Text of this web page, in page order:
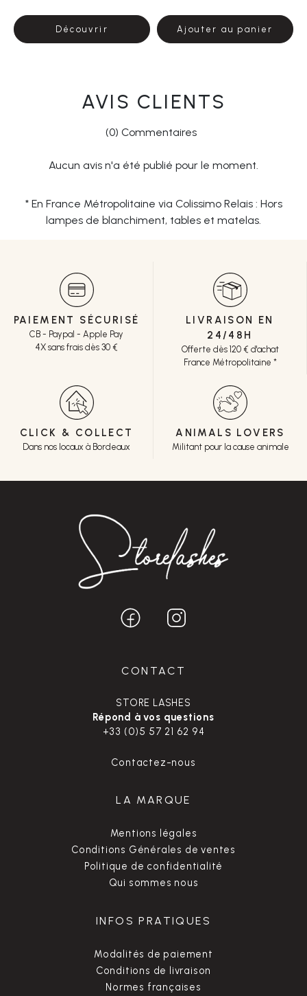
Découvrir Ajouter au panier
AVIS CLIENTS
(0) Commentaires
Aucun avis n'a été publié pour le moment.
* En France Métropolitaine via Colissimo Relais : Hors
lampes de blanchiment, tables et matelas.
PAIEMENT SÉCURISÉ
CB - Paypal - Apple Pay
4X sans frais dès 30 €
LIVRAISON EN
24/48H
Offerte dès 120 € d'achat
France Métropolitaine *
CLICK & COLLECT
Dans nos locaux à Bordeaux
ANIMALS LOVERS
Militant pour la cause animale
CONTACT
STORE LASHES
Répond à vos questions
+33 (0)5 57 21 62 94
Contactez-nous
LA MARQUE
Mentions légales
Conditions Générales de ventes
Politique de confidentialité
Qui sommes nous
INFOS PRATIQUES
Modalités de paiement
Conditions de livraison
Normes françaises